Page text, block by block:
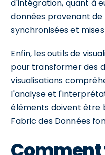
d'intégration, quant à
données provenant
synchronisées et
Enfin, les outils de
pour transformer des
visualisations
l'analyse et
éléments doivent être
Fabric des Données